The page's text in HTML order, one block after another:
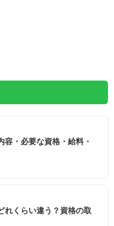
容・必要な資格・給料・
れくらい違う？資格の取